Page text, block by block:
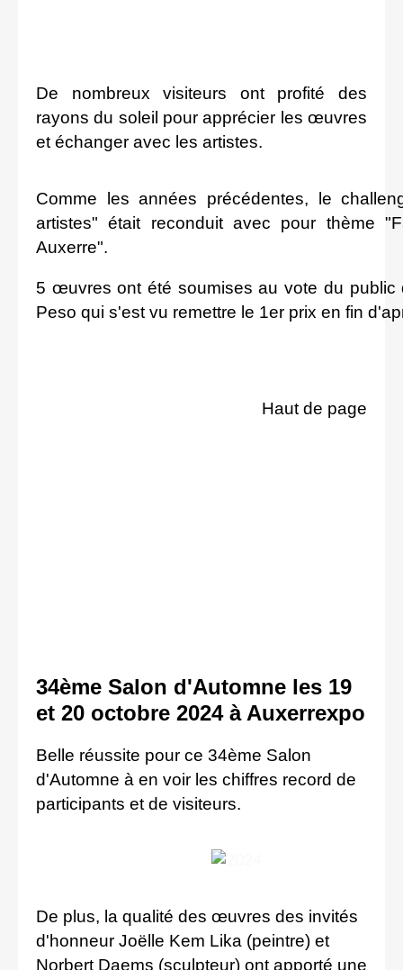
De nombreux visiteurs ont profité des
rayons du soleil pour apprécier les œuvres
et échanger avec les artistes.
Comme les années précédentes, le
artistes" était reconduit avec pour thème
Auxerre".
5 œuvres ont été soumises au vote du public
Peso qui s'est vu remettre le 1er prix en fin
Haut de page
34ème Salon d'Automne les 19
et 20 octobre 2024 à Auxerrexpo
Belle réussite pour ce 34ème Salon
d'Automne à en voir les chiffres record de
participants et de visiteurs.
De plus, la qualité des œuvres des invités
d'honneur Joëlle Kem Lika (peintre) et
Norbert Daems (sculpteur) ont apporté une